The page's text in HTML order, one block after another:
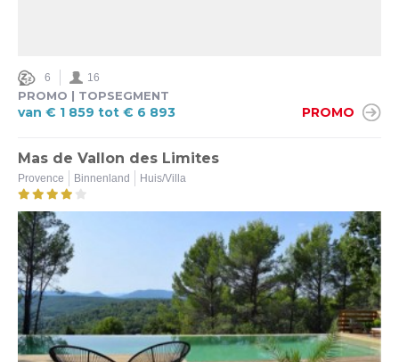
6 16
PROMO | TOPSEGMENT
van € 1 859 tot € 6 893 PROMO
Mas de Vallon des Limites
Provence Binnenland Huis/Villa